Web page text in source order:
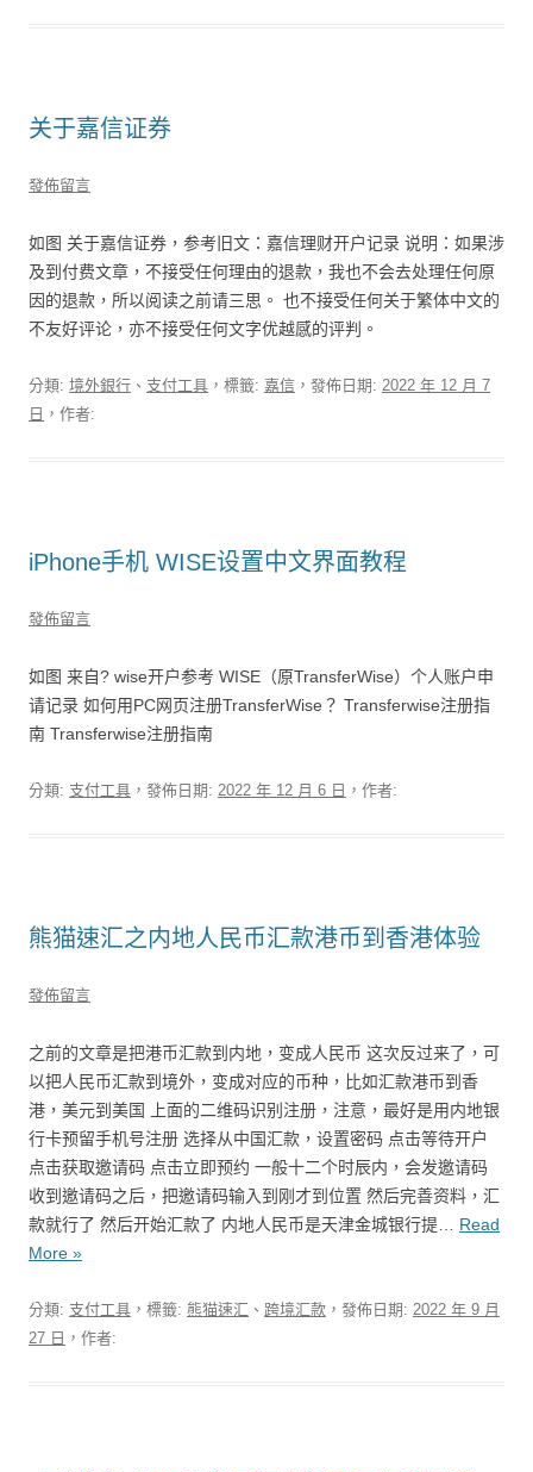
关于嘉信证券
發佈留言
如图 关于嘉信证券，参考旧文：嘉信理财开户记录 说明：如果涉
及到付费文章，不接受任何理由的退款，我也不会去处理任何原
因的退款，所以阅读之前请三思。 也不接受任何关于繁体中文的
不友好评论，亦不接受任何文字优越感的评判。
分類: 境外銀行 、 支付工具 ，標籤: 嘉信 ，發佈日期: 2022 年 12 月 7
日 ，作者:
iPhone手机 WISE设置中文界面教程
發佈留言
如图 来自? wise开户参考 WISE（原TransferWise）个人账户申
请记录 如何用PC网页注册TransferWise？ Transferwise注册指
南 Transferwise注册指南
分類: 支付工具 ，發佈日期: 2022 年 12 月 6 日 ，作者:
熊猫速汇之内地人民币汇款港币到香港体验
發佈留言
之前的文章是把港币汇款到内地，变成人民币 这次反过来了，可
以把人民币汇款到境外，变成对应的币种，比如汇款港币到香
港，美元到美国 上面的二维码识别注册，注意，最好是用内地银
行卡预留手机号注册 选择从中国汇款，设置密码 点击等待开户
点击获取邀请码 点击立即预约 一般十二个时辰内，会发邀请码
收到邀请码之后，把邀请码输入到刚才到位置 然后完善资料，汇
款就行了 然后开始汇款了 内地人民币是天津金城银行提… Read
More »
分類: 支付工具 ，標籤: 熊猫速汇 、 跨境汇款 ，發佈日期: 2022 年 9 月
27 日 ，作者: